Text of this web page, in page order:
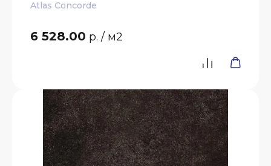
Atlas Concorde
6 528.00 р. / м2